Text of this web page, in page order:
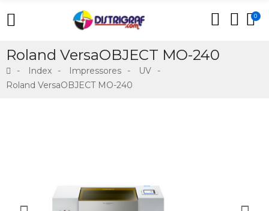
0
Roland VersaOBJECT MO-240
Index Impressores
UV
Roland VersaOBJECT MO-240